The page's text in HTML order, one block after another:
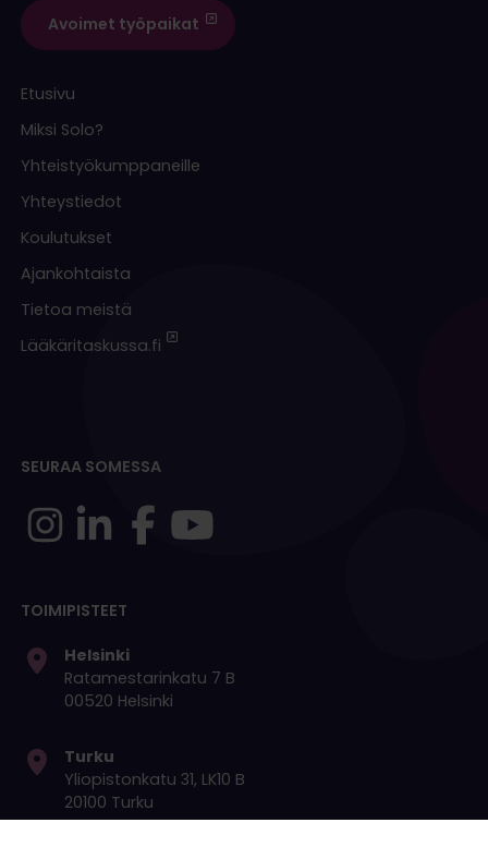
Avoimet työpaikat
Etusivu
Miksi Solo?
Yhteistyökumppaneille
Yhteystiedot
Koulutukset
Ajankohtaista
Tietoa meistä
Lääkäritaskussa.fi
SEURAA SOMESSA
TOIMIPISTEET
Helsinki
Ratamestarinkatu 7 B
00520 Helsinki
Turku
Yliopistonkatu 31, LK10 B
20100 Turku